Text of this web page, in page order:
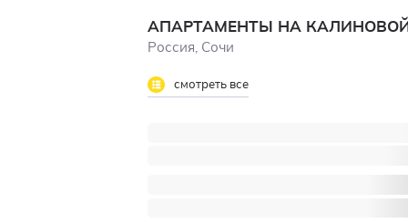
АПАРТАМЕНТЫ НА
Россия, Сочи
смотреть все